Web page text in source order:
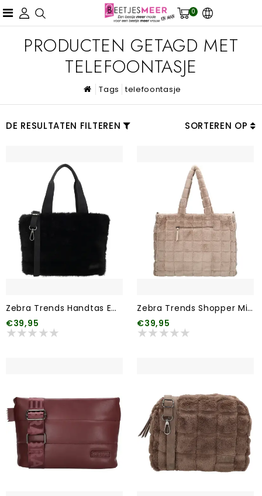
0
PRODUCTEN GETAGD MET
TELEFOONTASJE
Tags telefoontasje
DE RESULTATEN FILTEREN SORTEREN OP
Zebra Trends Handtas Emma 001 Zwart
€39,95
Zebra Trends Shopper Milou 117 Lichttaupe
€39,95